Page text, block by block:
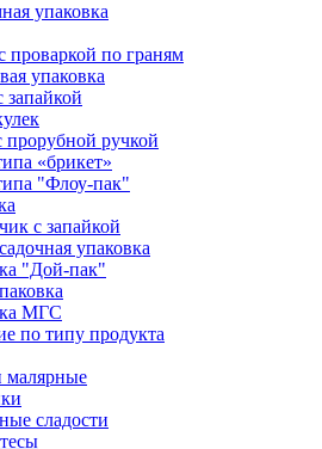
упаковка
проваркой по граням
упаковка
запайкой
прорубной ручкой
«брикет»
"Флоу-пак"
с запайкой
упаковка
"Дой-пак"
МГС
по типу продукта
малярные
сладости